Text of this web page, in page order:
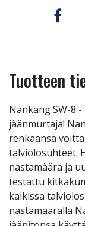
Tuotteen
Nankang SW-8
jäänmurtaja!
renkaansa
talviolosuhteet.
nastamäärä ja
testattu
kaikissa
nastamäärällä